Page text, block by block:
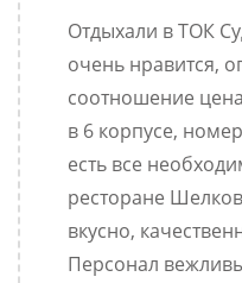
Отдыхали в ТОК
очень нравится,
соотношение
в 6 корпусе,
есть все
ресторане
вкусно,
Персонал